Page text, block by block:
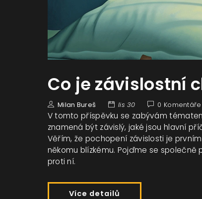
Co je závislostní
Milan Bureš lis 30 0 Komentáře
V tomto příspěvku se zabývám
znamená být závislý, jaké jsou hlavní
Věřím, že pochopení závislosti je
někomu blízkému. Pojďme se
proti ní.
Více detailů